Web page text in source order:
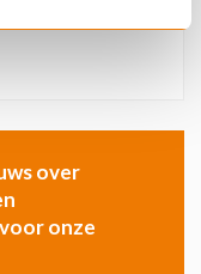
over
onze